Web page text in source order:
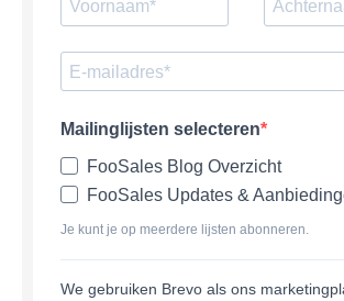
Mailinglijsten selecteren
FooSales Blog Overzicht
FooSales Updates &
Je kunt je op meerdere lijsten abonneren.
We gebruiken Brevo als ons